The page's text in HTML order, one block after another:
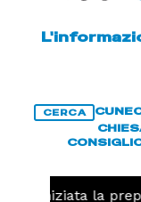
CERCA
iniziata la